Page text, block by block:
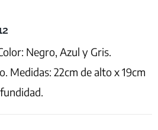
Negro, Azul y Gris.
Medidas: 22cm de alto x 19cm